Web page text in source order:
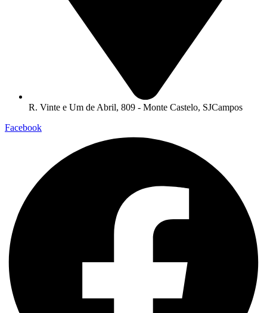
R. Vinte e Um de Abril, 809 - Monte Castelo, SJCampos
Facebook